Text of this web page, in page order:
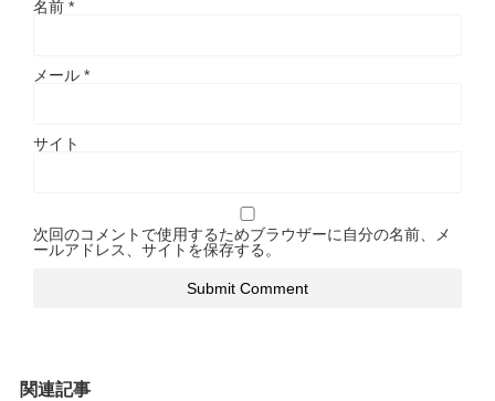
名前 *
メール *
サイト
次回のコメントで使用するためブラウザーに自分の名前、メ
ールアドレス、サイトを保存する。
関連記事